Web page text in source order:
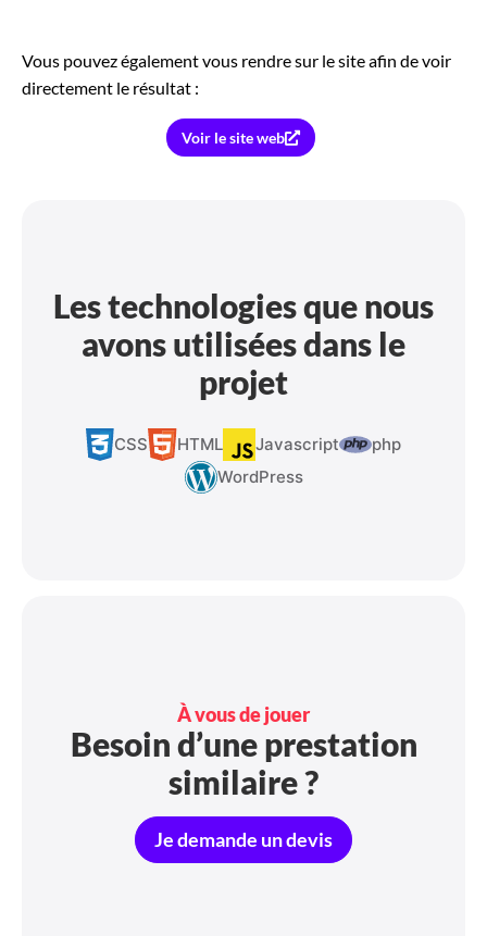
Vous pouvez également vous rendre sur le site afin de voir
directement le résultat :
Voir le site web
Les technologies que nous
avons utilisées dans le
projet
CSS HTML Javascript
php
WordPress
À vous de jouer
Besoin d’une prestation
similaire ?
Je demande un devis